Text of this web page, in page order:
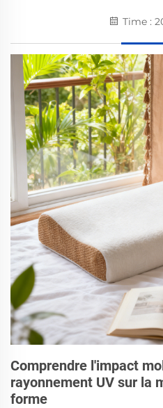
Time :
Comprendre l'impact
rayonnement UV sur la
forme